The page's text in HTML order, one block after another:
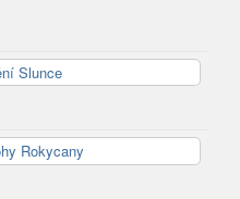
Slunce
Rokycany